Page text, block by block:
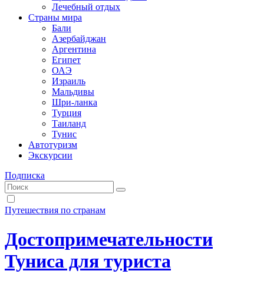
Лечебный отдых
Страны мира
Бали
Азербайджан
Аргентина
Египет
ОАЭ
Израиль
Мальдивы
Шри-ланка
Турция
Таиланд
Тунис
Автотуризм
Экскурсии
Подписка
Путешествия по странам
Достопримечательности
Туниса для туриста